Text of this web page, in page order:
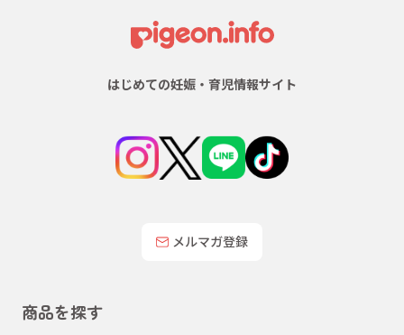
はじめての妊娠・育児情報サイト
メルマガ登録
商品を探す